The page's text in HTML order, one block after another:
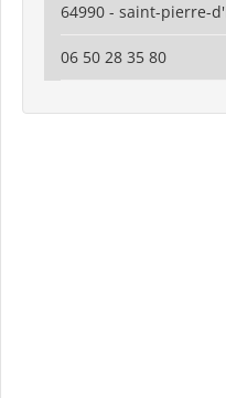
64990 - saint-pierre-
06 50 28 35 80